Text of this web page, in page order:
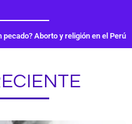
Aborto y religión en el Perú